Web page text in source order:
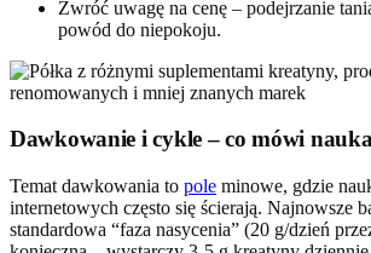
Zwróć uwagę na cenę – podejrzanie
powód do niepokoju.
Dawkowanie i cykle – co mówi
Temat dawkowania to pole minowe, gdzie
internetowych często się ścierają. Najnowsze
standardowa “faza nasycenia” (20 g/dzień